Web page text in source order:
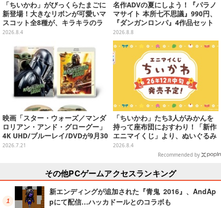
「ちいかわ」がびっくらたまごに
新登場！大きなリボンが可愛いマ
スコット全8種が、キラキラのラ
メ入り入浴剤から飛び出す
2026.8.4
名作ADVの夏にしよう！『パラノ
マサイト 本所七不思議』990円、
『ダンガンロンパ』4作品セット
で3,060円、“お紳士”な恋愛ADV
は1,192円！【eショップのお薦め
セール】
2026.8.8
映画「スター・ウォーズ／マンダ
ロリアン・アンド・グローグー」
4K UHD/ブルーレイ/DVDが9月30
日発売！さらに数量限定でスチー
2026.7.21
「ちいかわ」たち3人がみかんを
持って座布団におすわり！「新作
エニマイくじ」より、ぬいぐるみ
画像が初公開
2026.8.4
Recommended by
その他PCゲームアクセスランキング
新エンディングが追加された『青鬼 2016』、AndAp
pにて配信…ハッカドールとのコラボも